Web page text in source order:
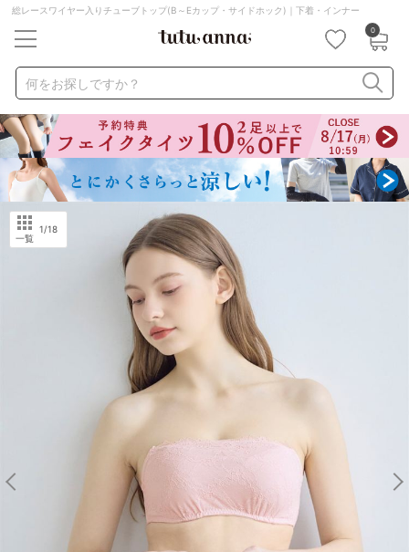
総レースワイヤー入りチューブトップ(B～Eカップ・サイドホック)｜下着・インナー
0
何をお探しですか？
ナイトブラ ノンワイヤー 特盛ブラ
チューブトップ
折り畳み
パジャマ ストッキング
キャミソール
ルームウェア
育乳ブラ アームカバー
カテゴリから探す
ライフスタイル
ギフトラッピング
サイズからブラを探す
一覧
1/18